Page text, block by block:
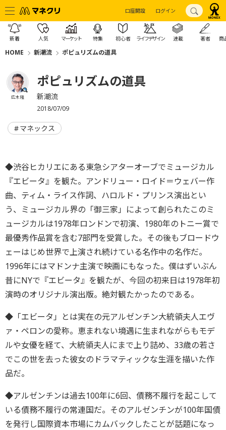
口座開設 ログイン
新着 人気 マーケット 特集 初心者 ライフデザイン 連載 著者 商
HOME 新潮流 ポピュリズムの道具
広木 隆
ポピュリズムの道具
新潮流
2018/07/09
マネックス
◆渋谷ヒカリエにある東急シアターオーブでミュージカル
『エビータ』を観た。アンドリュー・ロイド＝ウェバー作
曲、ティム・ライス作詞、ハロルド・プリンス演出とい
う、ミュージカル界の「御三家」によって創られたこのミ
ュージカルは1978年ロンドンで初演、1980年のトニー賞で
最優秀作品賞を含む7部門を受賞した。その後もブロードウ
ェーはじめ世界で上演され続けている名作中の名作だ。
1996年にはマドンナ主演で映画にもなった。僕はずいぶん
昔にNYで『エビータ』を観たが、今回の初来日は1978年初
演時のオリジナル演出版。絶対観たかったのである。
◆「エビータ」とは実在の元アルゼンチン大統領夫人エヴ
ァ・ペロンの愛称。恵まれない境遇に生まれながらもモデ
ルや女優を経て、大統領夫人にまで上り詰め、33歳の若さ
でこの世を去った彼女のドラマティックな生涯を描いた作
品だ。
◆アルゼンチンは過去100年に6回、債務不履行を起こして
いる債務不履行の常連国だ。そのアルゼンチンが100年国債
を発行し国際資本市場にカムバックしたことが話題になっ